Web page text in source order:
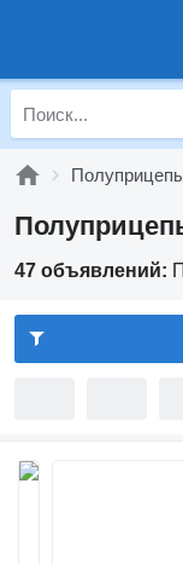
47 объявлений: